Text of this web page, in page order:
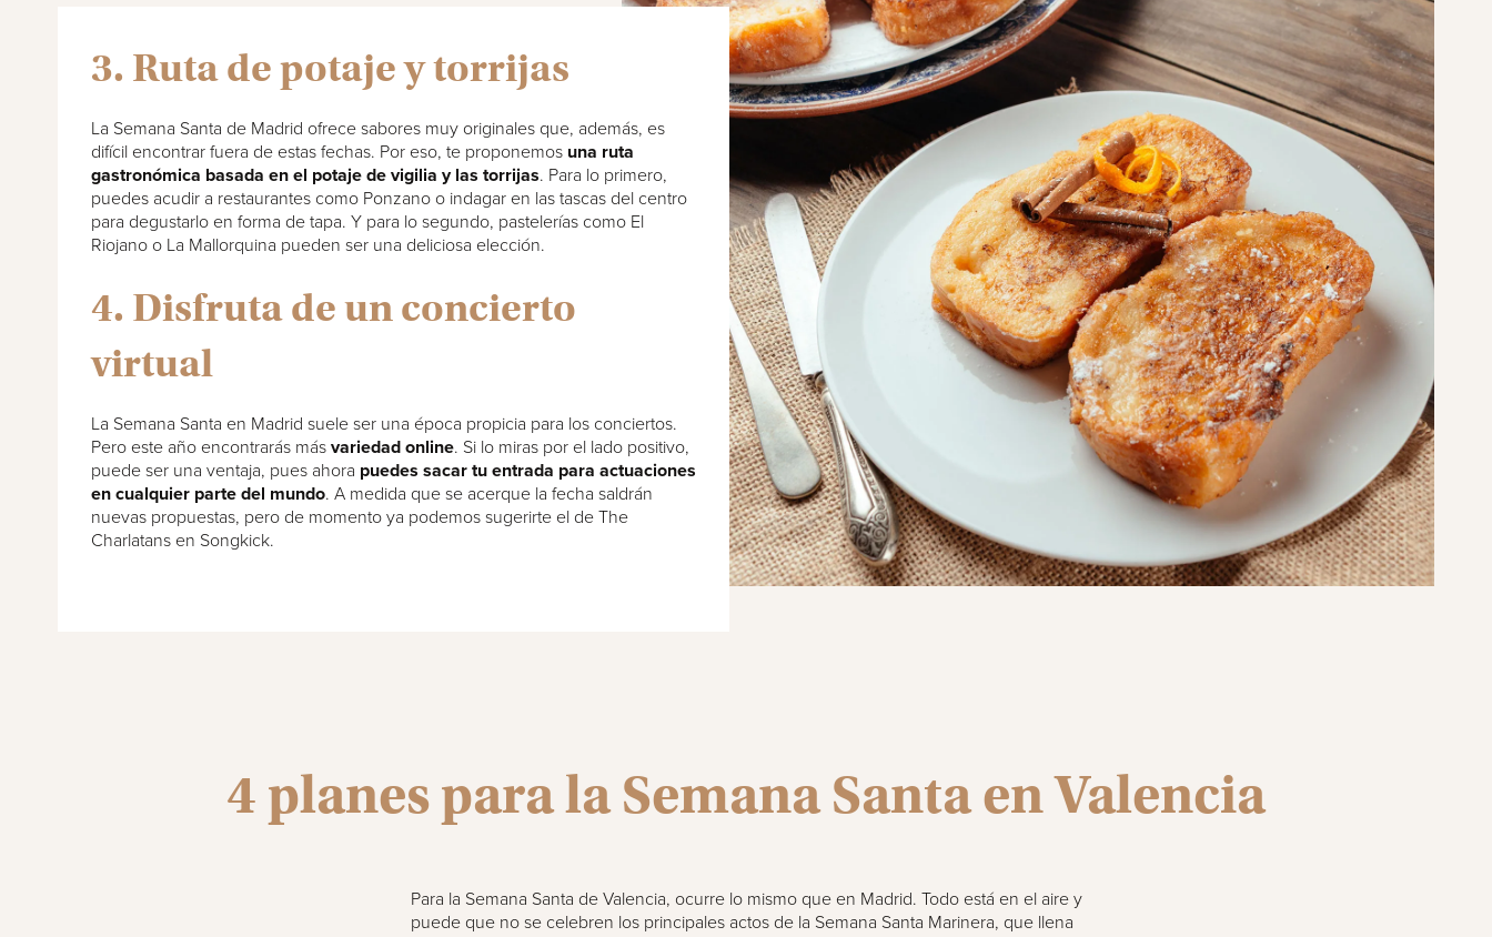
3. Ruta de potaje y torrijas
La Semana Santa de Madrid ofrece sabores muy originales que, además, es
difícil encontrar fuera de estas fechas. Por eso, te proponemos una ruta
gastronómica basada en el potaje de vigilia y las torrijas. Para lo primero,
puedes acudir a restaurantes como Ponzano o indagar en las tascas del centro
para degustarlo en forma de tapa. Y para lo segundo, pastelerías como El
Riojano o La Mallorquina pueden ser una deliciosa elección.
4. Disfruta de un concierto
virtual
La Semana Santa en Madrid suele ser una época propicia para los conciertos.
Pero este año encontrarás másvariedad online. Si lo miras por el lado positivo,
puede ser una ventaja, pues ahora puedes sacar tu entrada para actuaciones
en cualquier parte del mundo. A medida que se acerque la fecha saldrán
nuevas propuestas, pero de momento ya podemos sugerirte el de The
Charlatans en Songkick.
4 planes para la Semana Santa en Valencia
Para la Semana Santa de Valencia, ocurre lo mismo que en Madrid. Todo está en el aire y
puede que no se celebren los principales actos de la Semana Santa Marinera, que llena